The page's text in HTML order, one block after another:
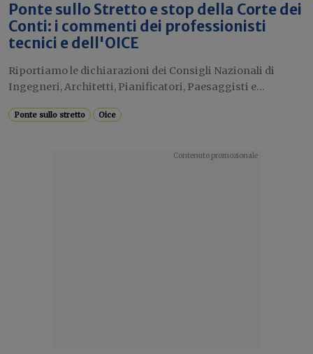
Ponte sullo Stretto e stop della Corte dei
Conti: i commenti dei professionisti
tecnici e dell'OICE
Riportiamo le dichiarazioni dei Consigli Nazionali di
Ingegneri, Architetti, Pianificatori, Paesaggisti e...
Ponte sullo stretto Oice